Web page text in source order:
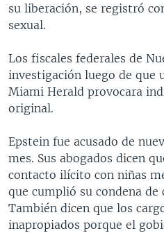
su liberación, se registró
sexual.
Los fiscales federales de
investigación luego de que
Miami Herald provocara
original.
Epstein fue acusado de
mes. Sus abogados dicen
contacto ilícito con niñas
que cumplió su condena de
También dicen que los
inapropiados porque el